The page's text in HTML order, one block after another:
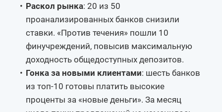
Раскол рынка: 20 из 50
проанализированных банков снизили
ставки. «Против течения» пошли 10
финучреждений, повысив максимальную
доходность общедоступных депозитов.
Гонка за новыми клиентами: шесть банков
из топ-10 готовы платить высокие
проценты за «новые деньги». За месяц